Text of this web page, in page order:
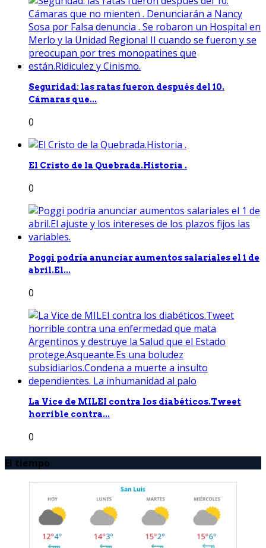
Seguridad: las ratas fueron después del 10.
Cámaras que...
0
El Cristo de la Quebrada.Historia .
0
Poggi podría anunciar aumentos salariales el 1 de
abril.El...
0
La Vice de MILEI contra los diabéticos.Tweet
horrible contra...
0
El tiempo